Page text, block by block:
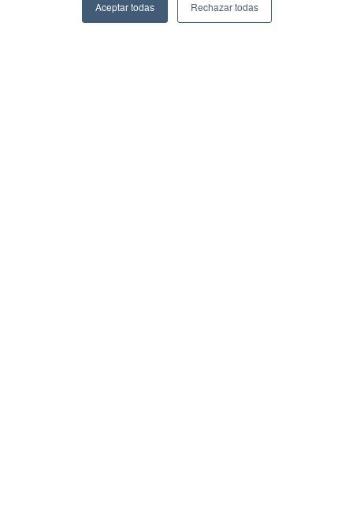
Aceptar todas Rechazar todas